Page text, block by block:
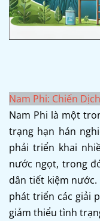
Nam Phi: Chiến
Nam Phi là một
trạng hạn hán
phải triển khai
nước ngọt, trong
dân tiết kiệm nước.
phát triển các giải
giảm thiểu tình